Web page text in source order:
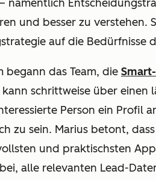
namentlich
und besser zu verstehen.
auf die Bedürfnisse
begann das Team, die
kann schrittweise über einen
Person ein Profil
zu sein. Marius betont,
und praktischsten
alle relevanten Lead-